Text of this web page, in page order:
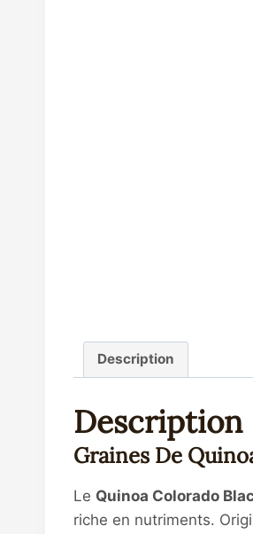
Description
Description
Graines De
Le Quinoa Colorado
riche en nutriments.